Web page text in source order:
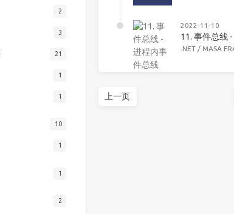
2022-11-10
11. 事件总线
.NET/ MASA
上一页
2
3
21
1
1
10
1
1
2